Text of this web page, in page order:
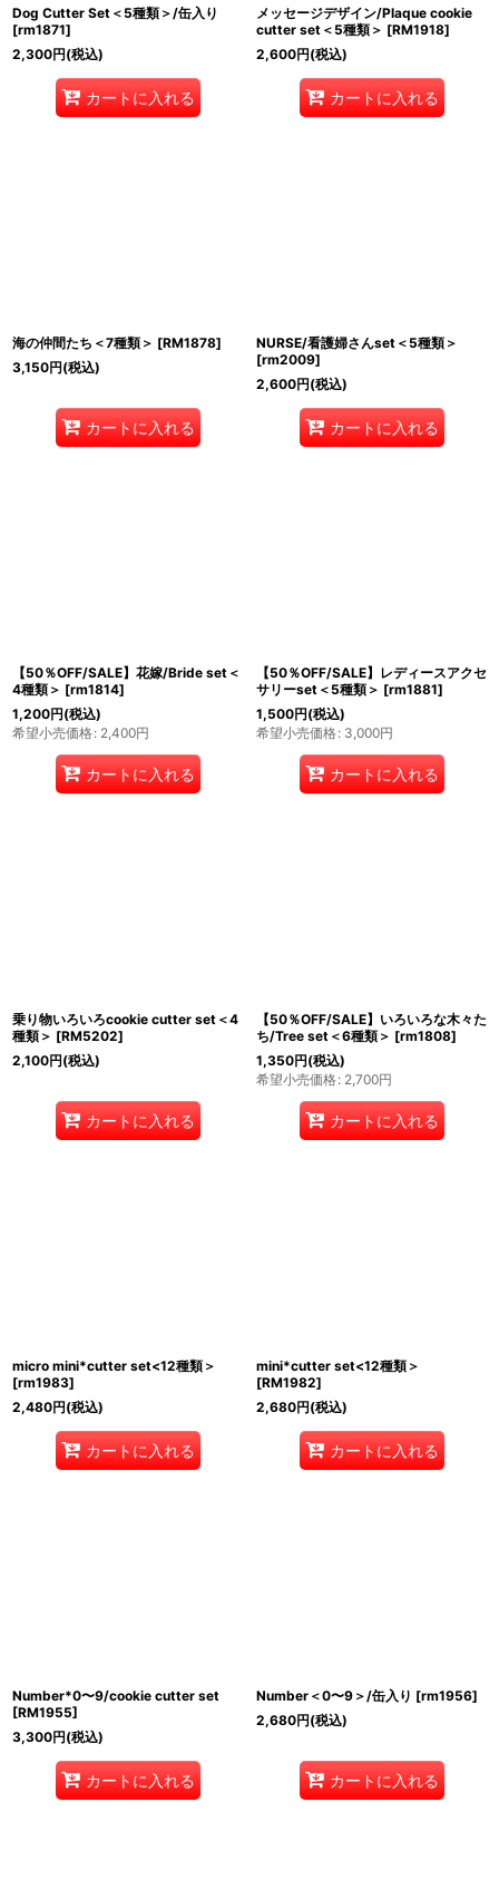
Dog Cutter Set＜5種類＞/缶入り
[rm1871]
2,300円(税込)
カートに入れる
メッセージデザイン/Plaque cookie
cutter set＜5種類＞ [RM1918]
2,600円(税込)
カートに入れる
海の仲間たち＜7種類＞ [RM1878]
3,150円(税込)
カートに入れる
NURSE/看護婦さんset＜5種類＞
[rm2009]
2,600円(税込)
カートに入れる
【50％OFF/SALE】花嫁/Bride set＜
4種類＞ [rm1814]
1,200円(税込)
希望小売価格: 2,400円
カートに入れる
【50％OFF/SALE】レディースアクセ
サリーset＜5種類＞ [rm1881]
1,500円(税込)
希望小売価格: 3,000円
カートに入れる
乗り物いろいろcookie cutter set＜4
種類＞ [RM5202]
2,100円(税込)
カートに入れる
【50％OFF/SALE】いろいろな木々た
ち/Tree set＜6種類＞ [rm1808]
1,350円(税込)
希望小売価格: 2,700円
カートに入れる
micro mini*cutter set<12種類＞
[rm1983]
2,480円(税込)
カートに入れる
mini*cutter set<12種類＞
[RM1982]
2,680円(税込)
カートに入れる
Number*0〜9/cookie cutter set
[RM1955]
3,300円(税込)
カートに入れる
Number＜0〜9＞/缶入り [rm1956]
2,680円(税込)
カートに入れる